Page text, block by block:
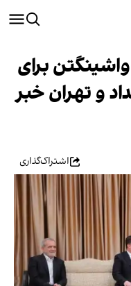
برای
و تهران خبر
اشتراک‌گذاری